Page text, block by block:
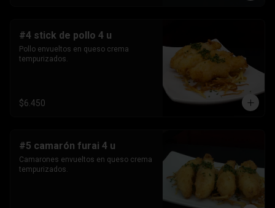
#4 stick de pollo 4 u
Pollo envueltos en queso crema
tempurizados.
$6.450
#5 camarón furai 4 u
Camarones envueltos en queso crema
tempurizados.